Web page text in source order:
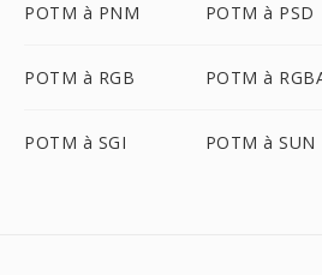
POTM à PNM POTM à PSD
POTM à RGB POTM à
POTM à SGI POTM à SUN